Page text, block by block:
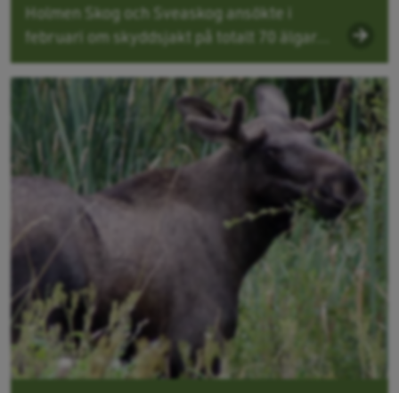
Holmen Skog och Sveaskog ansökte i
februari om skyddsjakt på totalt 70 älgar...